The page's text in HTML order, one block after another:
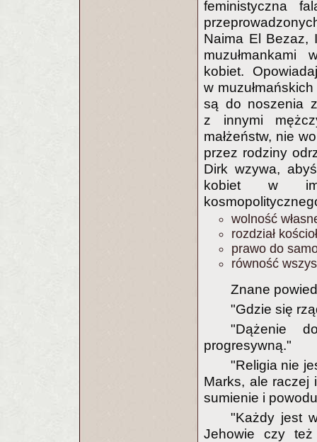
feministyczna
Naima El Bezaz,
muzułmankami
kobiet.
w
są do noszenia
z innymi
małżeństw, nie
przez rodziny
Dirk wzywa,
kobiet w
wolność
rozdział
prawo do
równość
Znane
"Gdzie się
"Dążenie
progresywną."
"Religia nie
Marks, ale raczej
sumienie i
"Każdy jest
Jehowie czy